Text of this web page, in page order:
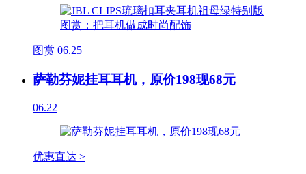
图赏 06.25
萨勒芬妮挂耳耳机，原价198现68元
06.22
优惠直达 >